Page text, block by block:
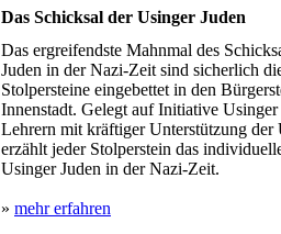
Das Schicksal der Usinger Juden
Das ergreifendste Mahnmal des
Juden in der Nazi-Zeit sind sicherlich
Stolpersteine eingebettet in den
Innenstadt. Gelegt auf Initiative
Lehrern mit kräftiger Unterstützung der
erzählt jeder Stolperstein das
Usinger Juden in der Nazi-Zeit.
» mehr erfahren